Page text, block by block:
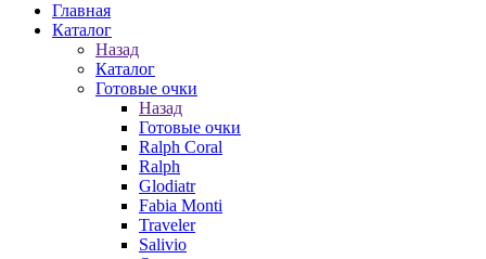
Главная
Каталог
Назад
Каталог
Готовые очки
Назад
Готовые очки
Ralph Coral
Ralph
Glodiatr
Fabia Monti
Traveler
Salivio